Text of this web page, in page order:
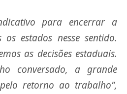
para encerrar a
estados nesse sentido.
as decisões estaduais.
conversado, a grande
retorno ao trabalho”,